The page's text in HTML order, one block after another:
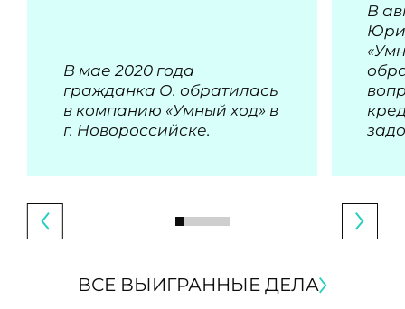
В мае 2020 года
гражданка О. обратилась
в компанию «Умный ход» в
г. Новороссийске.
В
ВСЕ ВЫИГРАННЫЕ ДЕЛА